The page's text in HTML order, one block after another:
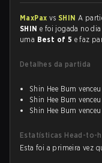
MaxPax vs SHIN A
SHIN e foi jogada no dia
uma Best of 5 e faz
Detalhes da partida
Shin Hee Bum
Shin Hee Bum
Shin Hee Bum
Estatísticas Head-to-
Esta foi a primeira vez